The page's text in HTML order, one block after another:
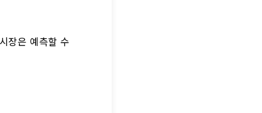
장은 예측할 수